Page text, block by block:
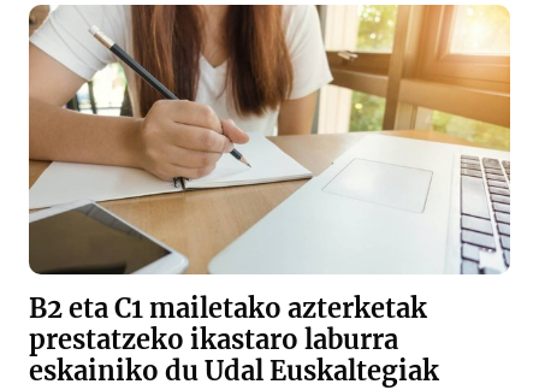
B2 eta C1 mailetako azterketak
prestatzeko ikastaro laburra
eskainiko du Udal Euskaltegiak